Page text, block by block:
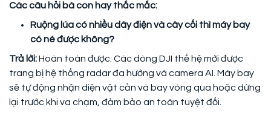
Các câu hỏi bà con hay thắc mắc:
Ruộng lúa có nhiều dây điện và cây cối thì máy bay
có né được không?
Trả lời:Hoàn toàn được. Các dòng DJI thế hệ mới được
trang bị hệ thống radar đa hướng và camera AI. Máy bay
sẽ tự động nhận diện vật cản và bay vòng qua hoặc dừng
lại trước khi va chạm, đảm bảo an toàn tuyệt đối.